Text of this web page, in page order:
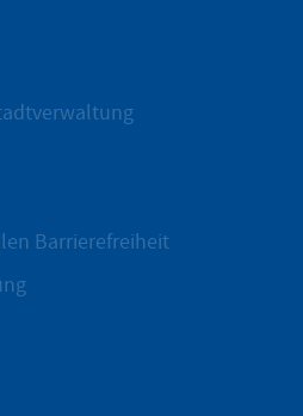
Barrierefreiheit